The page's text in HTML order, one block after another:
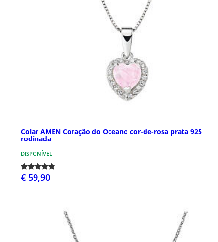
Colar AMEN Coração do Oceano cor-de-rosa prata 925
rodinada
DISPONÍVEL
€ 59,90